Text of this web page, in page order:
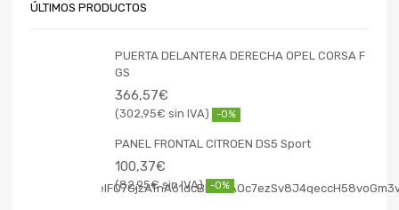
ÚLTIMOS PRODUCTOS
PUERTA DELANTERA DERECHA OPEL CORSA F
GS
366,57€
302,95€ -0%
PANEL FRONTAL CITROEN DS5 Sport
100,37€
82,95€ -0%